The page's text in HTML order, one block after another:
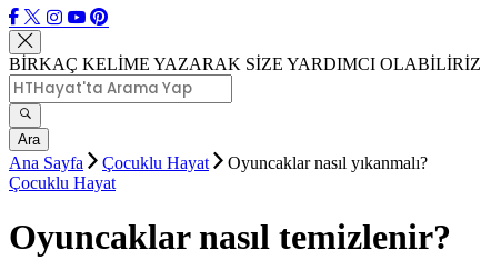
BİRKAÇ KELİME YAZARAK SİZE YARDIMCI OLABİLİRİZ
Ara
Ana Sayfa Çocuklu Hayat
Oyuncaklar nasıl yıkanmalı?
Çocuklu Hayat
Oyuncaklar nasıl temizlenir?